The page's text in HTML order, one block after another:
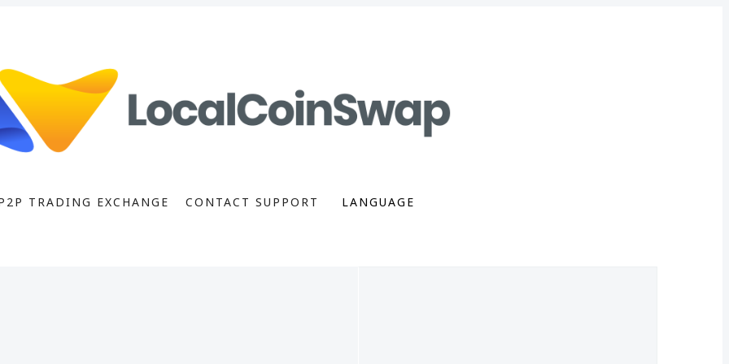
TRADING EXCHANGE CONTACT SUPPORT LANGUAGE